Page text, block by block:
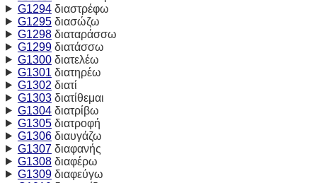
G1294διαστρέφω
G1295διασώζω
G1298διαταράσσω
G1299διατάσσω
G1300διατελέω
G1301 διατηρέω
G1302 διατί
G1303διατίθεμαι
G1304διατρίβω
G1305διατροφή
G1306διαυγάζω
G1307διαφανής
G1308διαφέρω
G1309διαφεύγω